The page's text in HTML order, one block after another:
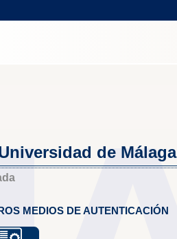
de Málaga
MEDIOS DE AUTENTICACIÓN